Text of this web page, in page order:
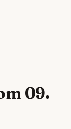
09.